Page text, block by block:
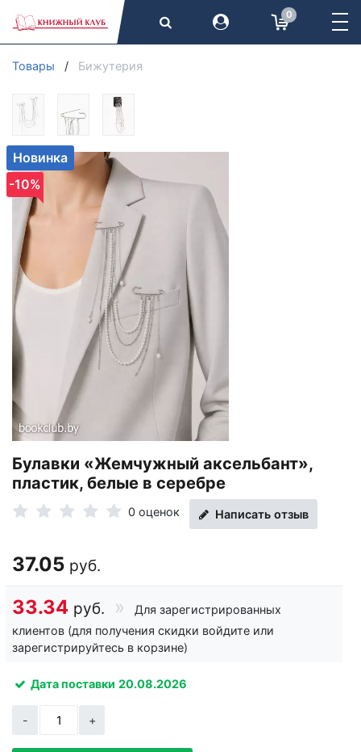
0
Товары Бижутерия
Новинка
-10%
Булавки «Жемчужный аксельбант»,
пластик, белые в серебре
0 оценок Написать отзыв
37.05 руб.
33.34 руб.
Для зарегистрированных
клиентов (для получения скидки войдите или
зарегистрируйтесь в корзине)
Дата поставки 20.08.2026
- +